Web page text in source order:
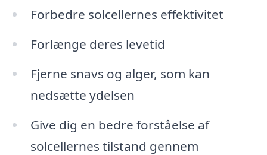
Forbedre solcellernes effektivitet
Forlænge deres levetid
Fjerne snavs og alger, som kan
nedsætte ydelsen
Give dig en bedre forståelse af
solcellernes tilstand gennem